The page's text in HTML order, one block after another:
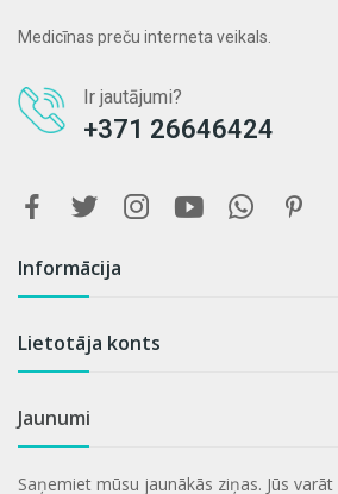
Medicīnas preču interneta veikals.
Ir jautājumi?
+371 26646424
Informācija
Lietotāja konts
Jaunumi
Saņemiet mūsu jaunākās ziņas. Jūs